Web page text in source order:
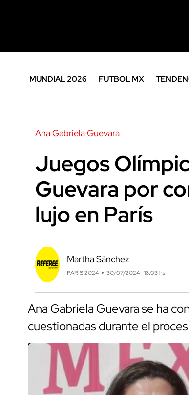
MUNDIAL 2026 FUTBOL MX
Ana Gabriela Guevara
Juegos
Guevara por
lujo en París
Martha Sánchez
PARÍS 2024 30/07/2024 · 18:03 hs
Ana Gabriela Guevara se ha
cuestionadas durante el